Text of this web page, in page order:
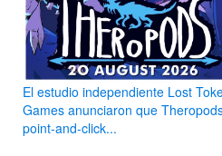
El estudio independiente Lost
Games anunciaron que
point-and-click...